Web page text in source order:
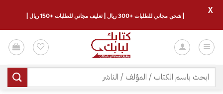
للمحتوى
البحث
عن:
| شحن مجاني للطلبات +300 ريال | تغليف مجاني للطلبات +150 ريال |
X